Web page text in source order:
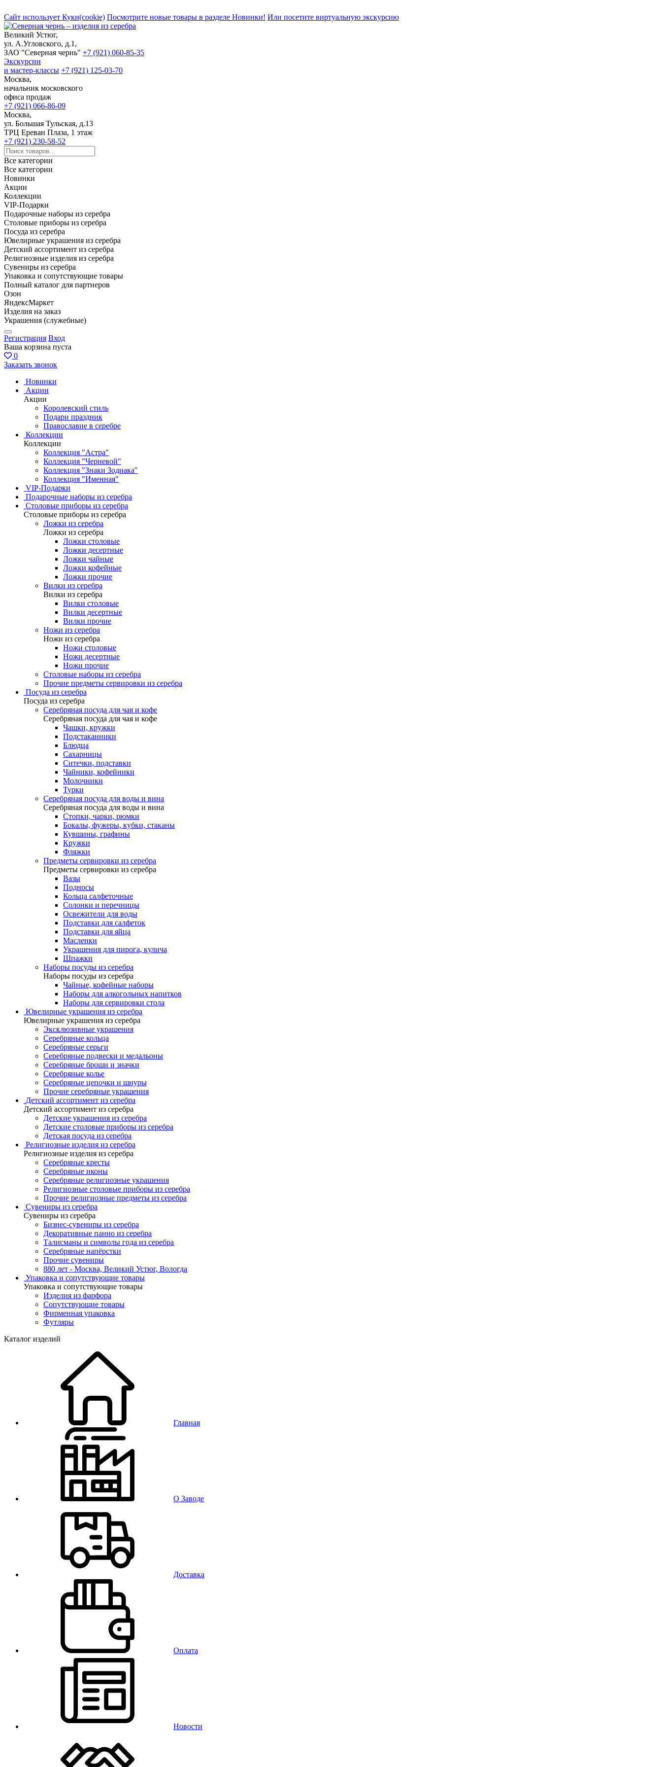
Сайт использует Куки(cookie) Посмотрите новые товары в разделе Новинки! Или посетите виртуальную экскурсию
Великий Устюг,
ул. А.Угловского, д.1,
ЗАО "Северная чернь" +7 (921) 060-85-35
Экскурсии
и мастер-классы +7 (921) 125-03-70
Москва,
начальник московского
офиса продаж
+7 (921) 066-86-09
Москва,
ул. Большая Тульская, д.13
ТРЦ Ереван Плаза, 1 этаж
+7 (921) 230-58-52
Все категории
Все категории
Новинки
Акции
Коллекции
VIP-Подарки
Подарочные наборы из серебра
Столовые приборы из серебра
Посуда из серебра
Ювелирные украшения из серебра
Детский ассортимент из серебра
Религиозные изделия из серебра
Сувениры из серебра
Упаковка и сопутствующие товары
Полный каталог для партнеров
Озон
ЯндексМаркет
Изделия на заказ
Украшения (служебные)
Регистрация Вход
Ваша корзина пуста
0
Заказать звонок
Новинки
Акции
Акции
Королевский стиль
Подари праздник
Православие в серебре
Коллекции
Коллекции
Коллекция "Астра"
Коллекция "Черневой"
Коллекция "Знаки Зодиака"
Коллекция "Именная"
VIP-Подарки
Подарочные наборы из серебра
Столовые приборы из серебра
Столовые приборы из серебра
Ложки из серебра
Ложки из серебра
Ложки столовые
Ложки десертные
Ложки чайные
Ложки кофейные
Ложки прочие
Вилки из серебра
Вилки из серебра
Вилки столовые
Вилки десертные
Вилки прочие
Ножи из серебра
Ножи из серебра
Ножи столовые
Ножи десертные
Ножи прочие
Столовые наборы из серебра
Прочие предметы сервировки из серебра
Посуда из серебра
Посуда из серебра
Серебряная посуда для чая и кофе
Серебряная посуда для чая и кофе
Чашки, кружки
Подстаканники
Блюдца
Сахарницы
Ситечки, подставки
Чайники, кофейники
Молочники
Турки
Серебряная посуда для воды и вина
Серебряная посуда для воды и вина
Стопки, чарки, рюмки
Бокалы, фужеры, кубки, стаканы
Кувшины, графины
Кружки
Фляжки
Предметы сервировки из серебра
Предметы сервировки из серебра
Вазы
Подносы
Кольца салфеточные
Солонки и перечницы
Освежители для воды
Подставки для салфеток
Подставки для яйца
Масленки
Украшения для пирога, кулича
Шпажки
Наборы посуды из серебра
Наборы посуды из серебра
Чайные, кофейные наборы
Наборы для алкогольных напитков
Наборы для сервировки стола
Ювелирные украшения из серебра
Ювелирные украшения из серебра
Эксклюзивные украшения
Серебряные кольца
Серебряные серьги
Серебряные подвески и медальоны
Серебряные броши и значки
Серебряные колье
Серебряные цепочки и шнуры
Прочие серебряные украшения
Детский ассортимент из серебра
Детский ассортимент из серебра
Детские украшения из серебра
Детские столовые приборы из серебра
Детская посуда из серебра
Религиозные изделия из серебра
Религиозные изделия из серебра
Серебряные кресты
Серебряные иконы
Серебряные религиозные украшения
Религиозные столовые приборы из серебра
Прочие религиозные предметы из серебра
Сувениры из серебра
Сувениры из серебра
Бизнес-сувениры из серебра
Декоративные панно из серебра
Талисманы и символы года из серебра
Серебряные напёрстки
Прочие сувениры
880 лет - Москва, Великий Устюг, Вологда
Упаковка и сопутствующие товары
Упаковка и сопутствующие товары
Изделия из фарфора
Сопутствующие товары
Фирменная упаковка
Футляры
Каталог изделий
Главная
О Заводе
Доставка
Оплата
Новости